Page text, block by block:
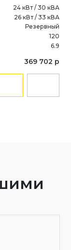
24 кВт / 30 кВА
26 кВт / 33 кВА
Резервный
120
6.9
369 702 р